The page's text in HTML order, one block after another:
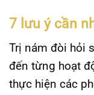
7 lưu ý cần
Trị nám đòi hỏi
đến từng hoạt
thực hiện các